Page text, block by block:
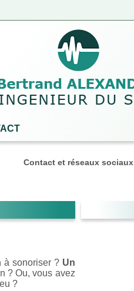
Contact et réseaux sociaux
à sonoriser ? Un
? Ou, vous avez
?